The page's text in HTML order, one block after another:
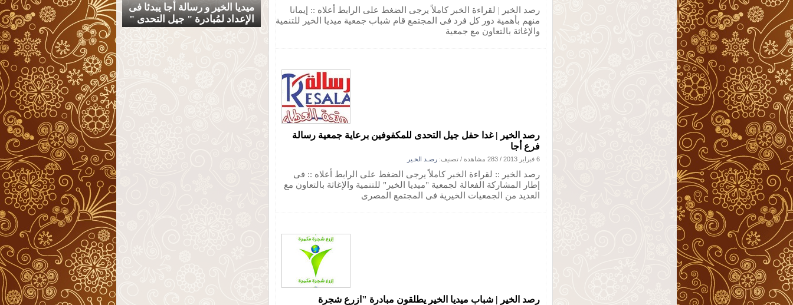
رصد الخير | لقراءة الخبر كاملاً يرجى الضغط على الرابط أعلاه :: إيمانا
منهم بأهمية دور كل فرد فى المجتمع قام شباب جمعية ميديا الخير للتنمية
والإغاثة بالتعاون مع جمعية
رصد الخير | غدا حفل جيل التحدى للمكفوفين برعاية جمعية رسالة
فرع أجا
6 فبراير 2013 / 283 مشاهدة / تصنيف: رصـد الخـير
رصد الخير :: لقراءة الخبر كاملاً يرجى الضغط على الرابط أعلاه :: فى
إطار المشاركة الفعالة لجمعية "ميديا الخير" للتنمية والإغاثة بالتعاون مع
العديد من الجمعيات الخيرية فى المجتمع المصرى
رصد الخير | شباب ميديا الخير يطلقون مبادرة "ازرع شجرة
ميديا الخير و رسالة أجا يبدئا فى
الإعداد لمُبادرة " جيل التحدى "